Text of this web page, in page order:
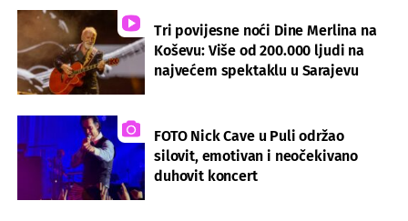
Tri povijesne noći Dine Merlina na
Koševu: Više od 200.000 ljudi na
najvećem spektaklu u Sarajevu
FOTO Nick Cave u Puli održao
silovit, emotivan i neočekivano
duhovit koncert